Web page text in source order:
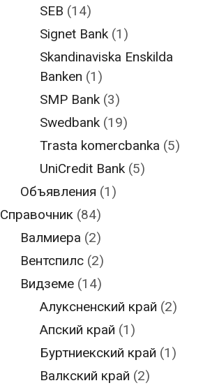
SEB (14)
Signet Bank (1)
Skandinaviska Enskilda
Banken (1)
SMP Bank (3)
Swedbank (19)
Trasta komercbanka (5)
UniCredit Bank (5)
Объявления (1)
Справочник (84)
Валмиера (2)
Вентспилс(2)
Видземе(14)
Алуксненский край (2)
Апский край (1)
Буртниекский край (1)
Валкский край (2)